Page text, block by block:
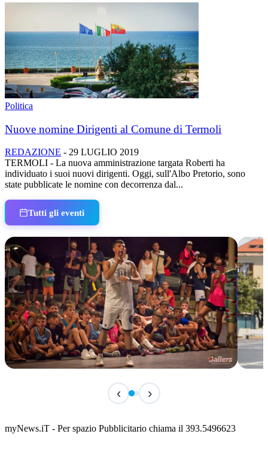
Politica
Nuove nomine Dirigenti al Comune di Termoli
REDAZIONE - 29 LUGLIO 2019
TERMOLI - La nuova amministrazione targata Roberti ha
individuato i suoi nuovi dirigenti. Oggi, sull'Albo Pretorio, sono
state pubblicate le nomine con decorrenza dal...
Tutti gli eventi
Classic Contest 3vs3 Memorial Michele
📅 6 Agosto 2026 · 09:00 · 📍 Lungomare C. Colombo
‹ ›
myNews.iT - Per spazio Pubblicitario chiama il 393.5496623